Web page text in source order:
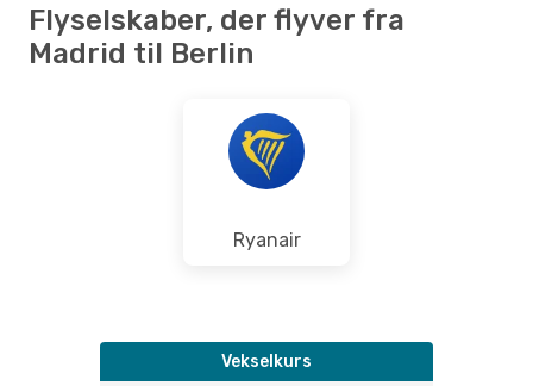
Flyselskaber, der flyver fra
Madrid til Berlin
Ryanair
Vekselkurs